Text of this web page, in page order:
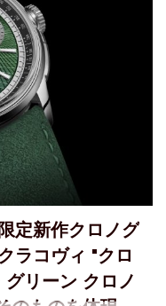
定新作クロノグ
ラコヴィ "クロ
グリーン クロノ